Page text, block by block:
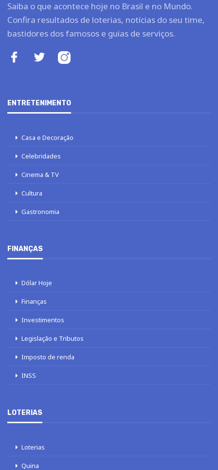
Saiba o que acontece hoje no Brasil e no Mundo.
Confira resultados de loterias, notícias do seu time,
bastidores dos famosos e guias de serviços.
ENTRETENIMENTO
Casa e Decoração
Celebridades
Cinema & TV
Cultura
Gastronomia
FINANÇAS
Dólar Hoje
Finanças
Investimentos
Legislação e Tributos
Imposto de renda
INSS
LOTERIAS
Loterias
Quina